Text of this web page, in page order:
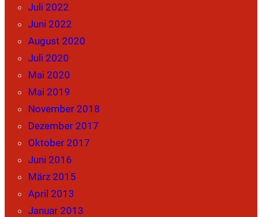
Juli 2022
Juni 2022
August 2020
Juli 2020
Mai 2020
Mai 2019
November 2018
Dezember 2017
Oktober 2017
Juni 2016
März 2015
April 2013
Januar 2013